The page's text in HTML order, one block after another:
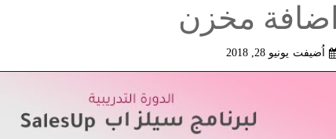
اضافة مخزن
اُضيفت يونيو 28, 2018